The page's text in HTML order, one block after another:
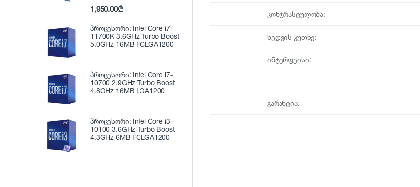
კონტრასტულობა:
ხედვის კუთხე:
ინტერფეისი:
გარანტია:
1,950.00₾
პროცესორი: Intel Core i7-
11700K 3.6GHz Turbo Boost
5.0GHz 16MB FCLGA1200
პროცესორი: Intel Core i7-
10700 2.9GHz Turbo Boost
4.8GHz 16MB LGA1200
პროცესორი: Intel Core i3-
10100 3.6GHz Turbo Boost
4.3GHz 6MB FCLGA1200